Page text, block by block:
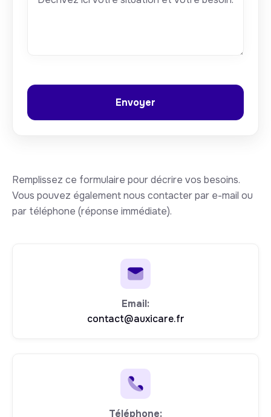
Remplissez ce formulaire pour décrire vos besoins.
Vous pouvez également nous contacter par e-mail ou
par téléphone (réponse immédiate).
Email:
contact@auxicare.fr
Téléphone: